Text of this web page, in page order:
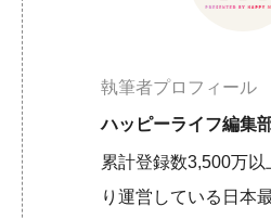
執筆者プロフィール
ハッピーライフ編集
累計登録数3,500万以
り運営している日本